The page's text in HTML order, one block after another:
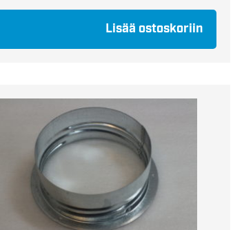
Lisää ostoskoriin